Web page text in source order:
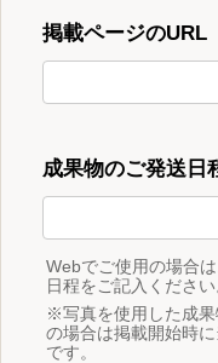
掲載ページのURL
成果物のご発送日
Webでご使用の場合
日程をご記入ください
※写真を使用した成
の場合は掲載開始時
です。